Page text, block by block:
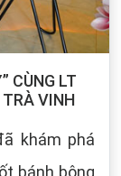
CÙNG LT
TRÀ VINH
khám phá